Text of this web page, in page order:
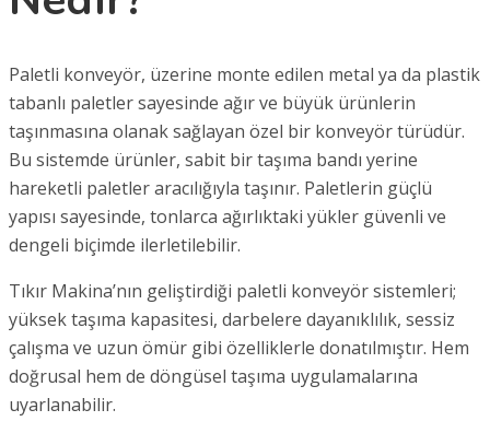
Paletli konveyör, üzerine monte edilen metal ya da plastik
tabanlı paletler sayesinde ağır ve büyük ürünlerin
taşınmasına olanak sağlayan özel bir konveyör türüdür.
Bu sistemde ürünler, sabit bir taşıma bandı yerine
hareketli paletler aracılığıyla taşınır. Paletlerin güçlü
yapısı sayesinde, tonlarca ağırlıktaki yükler güvenli ve
dengeli biçimde ilerletilebilir.
Tıkır Makina’nın geliştirdiği paletli konveyör sistemleri;
yüksek taşıma kapasitesi, darbelere dayanıklılık, sessiz
çalışma ve uzun ömür gibi özelliklerle donatılmıştır. Hem
doğrusal hem de döngüsel taşıma uygulamalarına
uyarlanabilir.